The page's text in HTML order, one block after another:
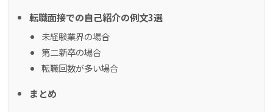
転職面接での自己紹介の例文3選
未経験業界の場合
第二新卒の場合
転職回数が多い場合
まとめ